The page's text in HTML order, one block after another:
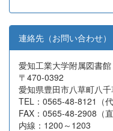
連絡先（お問い合わせ）
愛知工業大学附属図書館
〒470-0392
愛知県豊田市八草町八
TEL：0565-48-8121（代
FAX：0565-48-2908（直
内線：1200～1203